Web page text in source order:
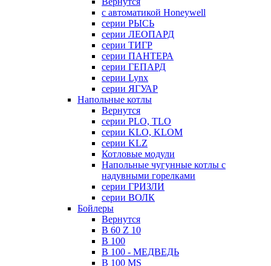
с автоматикой Honeywell
серии РЫСЬ
серии ЛЕОПАРД
серии ТИГР
серии ПАНТЕРА
серии ГЕПАРД
серии Lynx
серии ЯГУАР
Напольные котлы
Вернутся
серии PLO, TLO
серии KLO, KLOM
серии KLZ
Котловые модули
Напольные чугунные котлы с
надувными горелками
серии ГРИЗЛИ
серии ВОЛК
Бойлеры
Вернутся
B 60 Z 10
B 100
B 100 - МЕДВЕДЬ
B 100 MS